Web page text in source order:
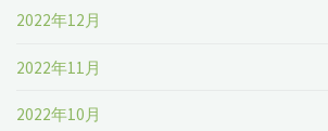
2022年12月
2022年11月
2022年10月